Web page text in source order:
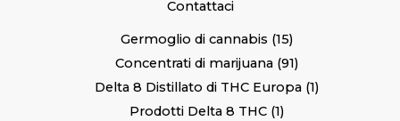
Contattaci
Germoglio di cannabis 15
Concentrati di marijuana 91
Delta 8 Distillato di THC Europa 1
Prodotti Delta 8 THC 1